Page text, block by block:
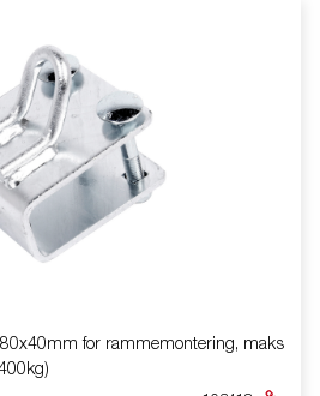
for rammemontering, maks